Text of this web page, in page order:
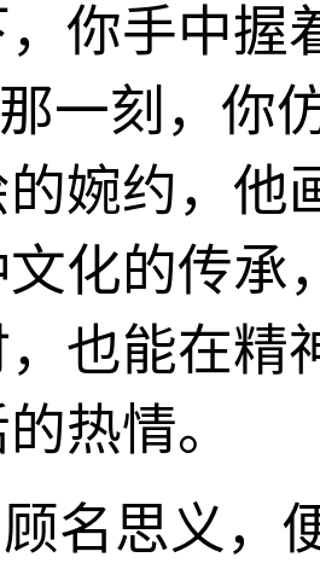
你手中握
一刻，你
婉约，他
化的传承
也能在精
热情。
名思义，